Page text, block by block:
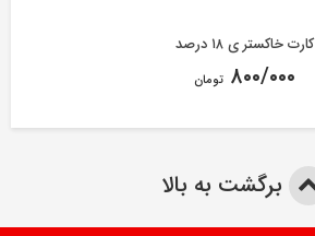
کارت خاکستر ی ۱۸ درصد
۸۰۰/۰۰۰ تومان
برگشت به بالا